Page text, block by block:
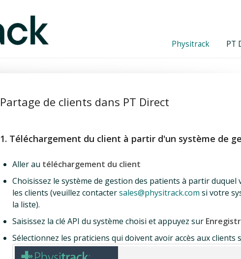
Physitrack PT
Partage de clients dans PT Direct
1. Téléchargement du client à partir d'un système de
Aller au téléchargement du client
Choisissez le système de gestion des patients à partir
les clients (veuillez contactersales@physitrack.com si votre
la liste).
Saisissez la clé API du système choisi et appuyez sur
Sélectionnez les praticiens qui doivent avoir accès aux clients